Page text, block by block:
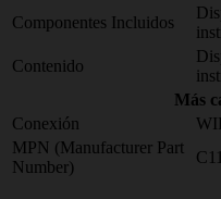
Componentes Incluidos
Contenido
Más
Conexión
MPN (Manufacturer Part
Number)